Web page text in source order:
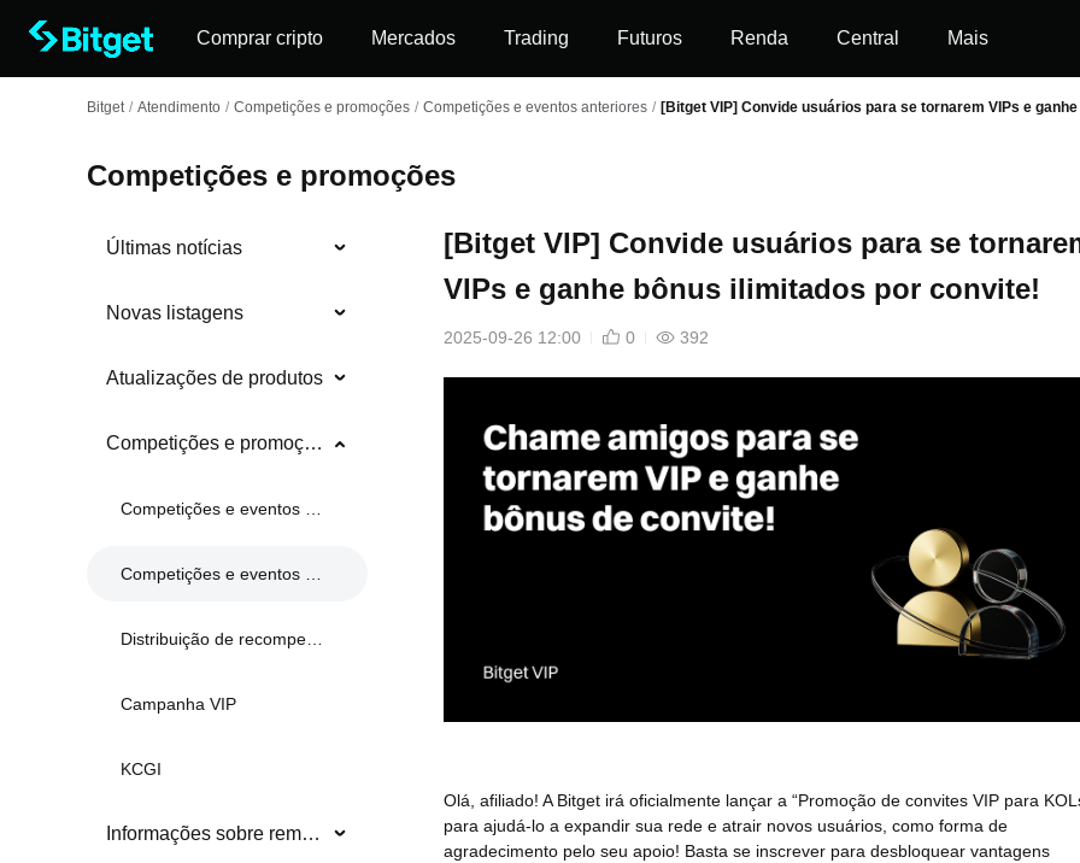
Comprar cripto Mercados Trading Futuros Renda Central Mais
Bitget / Atendimento / Competições e promoções / Competições e eventos anteriores / [Bitget VIP] Convide usuários para se tornarem VIPs e
Competições e promoções
Últimas notícias
Novas listagens
Atualizações de produtos
Competições e promoções
Competições e eventos em andamento
Competições e eventos anteriores
Distribuição de recompensas
Campanha VIP
KCGI
Informações sobre remoções
[Bitget VIP] Convide usuários para se
VIPs e ganhe bônus ilimitados por convite!
2025-09-26 12:00 0 392
Olá, afiliado! A Bitget irá oficialmente lançar a “Promoção de convites VIP para
para ajudá-lo a expandir sua rede e atrair novos usuários, como forma de
agradecimento pelo seu apoio! Basta se inscrever para desbloquear vantagens